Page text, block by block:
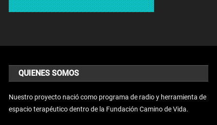
QUIENES SOMOS
Nuestro proyecto nació como programa de radio y herramienta de
espacio terapéutico dentro de la Fundación Camino de Vida.